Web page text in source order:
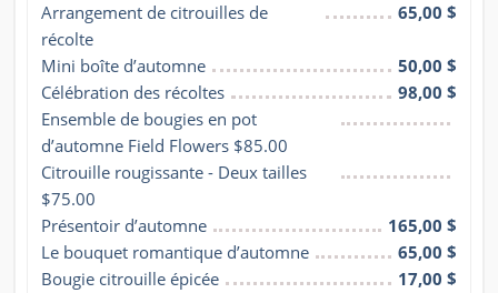
Arrangement de citrouilles de
récolte
65,00 $
Mini boîte d’automne
50,00 $
Célébration des récoltes
98,00 $
Ensemble de bougies en pot
d’automne Field Flowers $85.00
Citrouille rougissante - Deux tailles
$75.00
Présentoir d’automne
165,00 $
Le bouquet romantique d’automne
65,00 $
Bougie citrouille épicée
17,00 $